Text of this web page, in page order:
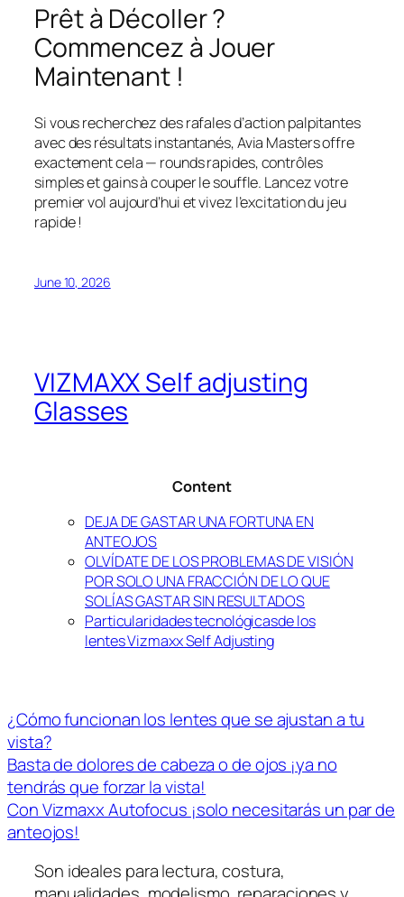
Prêt à Décoller ?
Commencez à Jouer
Maintenant !
Si vous recherchez des rafales d’action palpitantes
avec des résultats instantanés, Avia Masters offre
exactement cela — rounds rapides, contrôles
simples et gains à couper le souffle. Lancez votre
premier vol aujourd’hui et vivez l’excitation du jeu
rapide !
June 10, 2026
VIZMAXX Self adjusting
Glasses
Content
DEJA DE GASTAR UNA FORTUNA EN
ANTEOJOS
OLVÍDATE DE LOS PROBLEMAS DE VISIÓN
POR SOLO UNA FRACCIÓN DE LO QUE
SOLÍAS GASTAR SIN RESULTADOS
Particularidades tecnológicasde los
lentes Vizmaxx Self Adjusting
¿Cómo funcionan los lentes que se ajustan a tu
vista?
Basta de dolores de cabeza o de ojos ¡ya no
tendrás que forzar la vista!
Con Vizmaxx Autofocus ¡solo necesitarás un par de
anteojos!
Son ideales para lectura, costura,